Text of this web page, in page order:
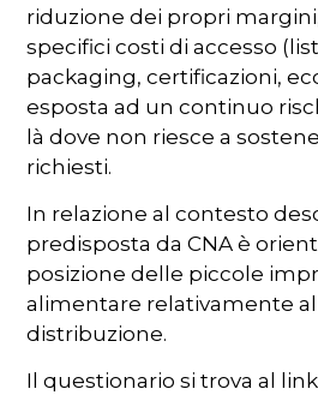
riduzione dei propri
specifici costi di accesso
packaging, certificazioni,
esposta ad un continuo
là dove non riesce a
richiesti.
In relazione al contesto
predisposta da CNA è
posizione delle piccole
alimentare relativamente
distribuzione.
Il questionario si trova al link